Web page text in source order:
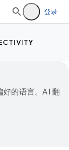
登录
的语言。AI 翻